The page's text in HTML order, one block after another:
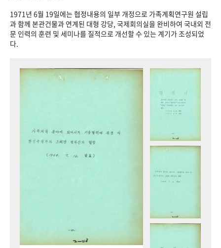
VR 역사관
1971년 6월 19일에는 협정내용의 일부 개정으로 가족계획연구원 설립
과 함께 본관건물과 연계된 대형 강당, 국제회의실을 완비하여 국내외 전
문 인력의 훈련 및 세미나를 질적으로 개선할 수 있는 계기가 조성되었
다.